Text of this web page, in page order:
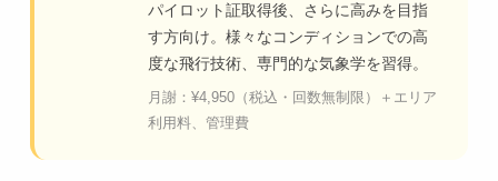
パイロット証取得後、さらに高みを目指
す方向け。様々なコンディションでの高
度な飛行技術、専門的な気象学を習得。
月謝：¥4,950（税込・回数無制限）＋エリア
利用料、管理費